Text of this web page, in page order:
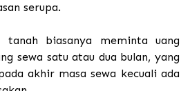
serupa.
tanah biasanya meminta uang
sewa satu atau dua bulan, yang
akhir masa sewa kecuali ada